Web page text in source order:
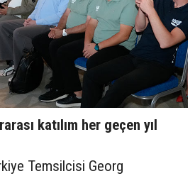
katılım her geçen yıl
Temsilcisi Georg